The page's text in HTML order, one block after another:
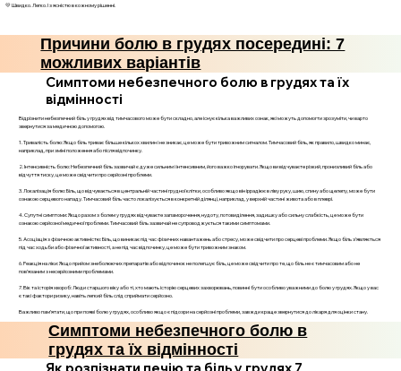
💛 Швидко. Легко. І з ясністю в кожному рішенні.
Причини болю в грудях посередині: 7
можливих варіантів
Симптоми небезпечного болю в грудях та їх
відмінності
Відрізнити небезпечний біль у грудях від тимчасового може бути складно, але існує кілька важливих ознак, які можуть допомогти зрозуміти, чи варто
звернутися за медичною допомогою.
1. Тривалість болю: Якщо біль триває більше кількох хвилин і не зникає, це може бути тривожним сигналом. Тимчасовий біль, як правило, швидко минає,
наприклад, при зміні положення або після відпочинку.
2. Інтенсивність болю: Небезпечний біль зазвичай є дуже сильним і інтенсивним, його важко ігнорувати. Якщо ви відчуваєте різкий, пронизливий біль або
відчуття тиску, це може свідчити про серйозні проблеми.
3. Локалізація болю: Біль, що відчувається в центральній частині грудної клітки, особливо якщо він іррадіює в ліву руку, шию, спину або щелепу, може бути
ознакою серцевого нападу. Тимчасовий біль часто локалізується в конкретній ділянці, наприклад, у верхній частині живота або в плеврі.
4. Супутні симптоми: Якщо разом з болем у грудях відчуваєте запаморочення, нудоту, потовиділення, задишку або сильну слабкість, це може бути
ознакою серйозної медичної проблеми. Тимчасовий біль зазвичай не супроводжується такими симптомами.
5. Асоціація з фізичною активністю: Біль, що виникає під час фізичних навантажень або стресу, може свідчити про серцеві проблеми. Якщо біль з’являється
під час ходьби або фізичної активності, а не під час відпочинку, це може бути тривожним знаком.
6. Реакція на ліки: Якщо прийом знеболюючих препаратів або відпочинок не полегшує біль, це може свідчити про те, що біль не є тимчасовим або не
пов’язаним з несерйозними проблемами.
7. Вік та історія хвороб: Люди старшого віку або ті, хто мають історію серцевих захворювань, повинні бути особливо уважними до болю у грудях. Якщо у вас
є такі фактори ризику, навіть легкий біль слід сприймати серйозно.
Важливо пам’ятати, що при появі болю у грудях, особливо якщо є підозри на серйозні проблеми, завжди краще звернутися до лікаря для оцінки стану.
Симптоми небезпечного болю в
грудях та їх відмінності